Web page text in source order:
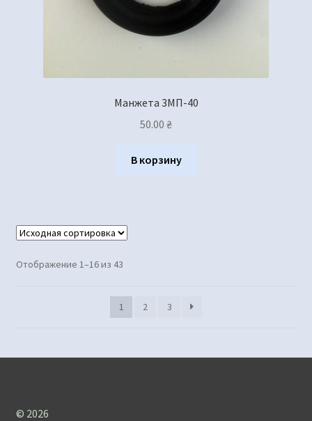
Манжета 3МП-40
50.00 ₴
В корзину
Отображение 1–16 из 43
1 2 3
© 2026